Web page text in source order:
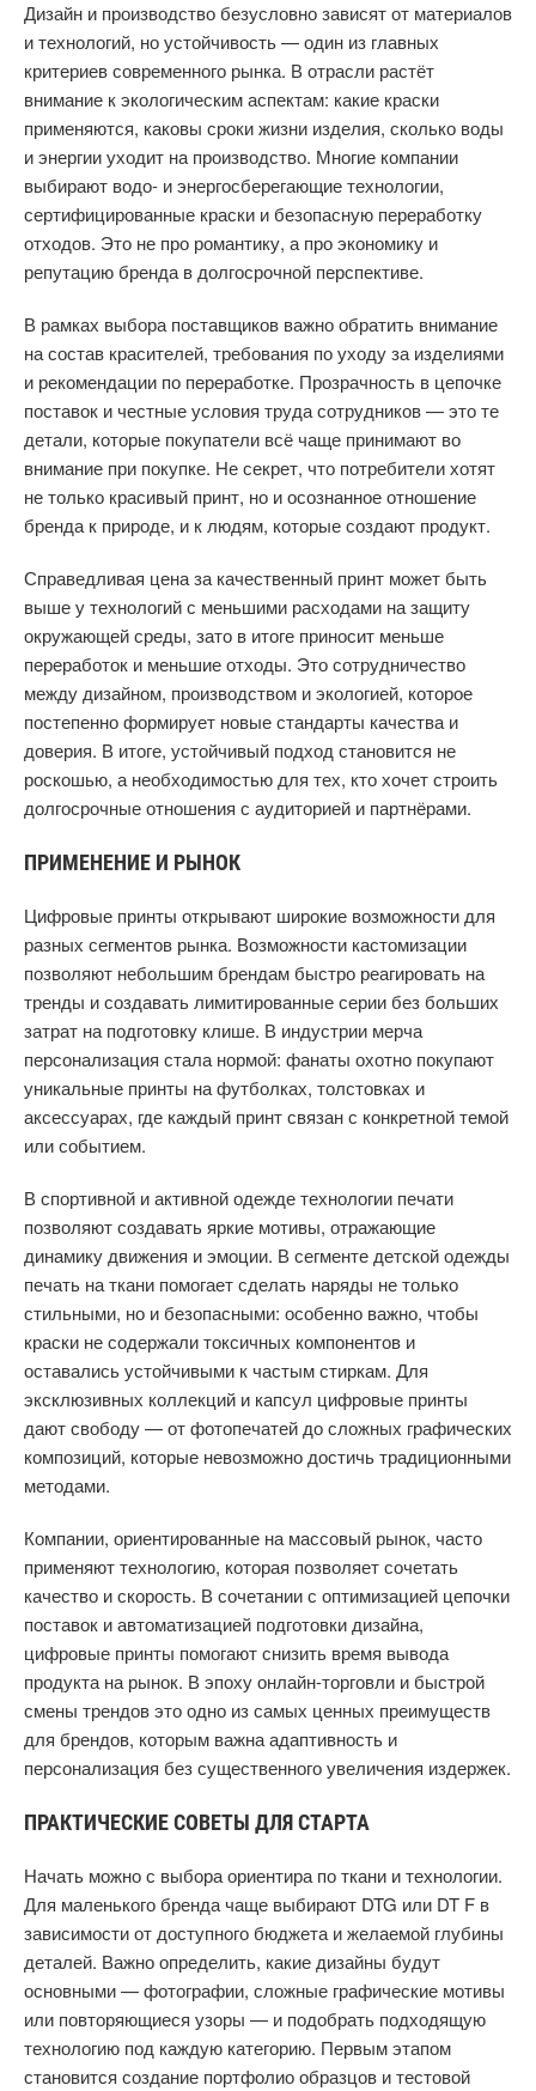
Дизайн и производство безусловно зависят от материалов
и технологий, но устойчивость — один из главных
критериев современного рынка. В отрасли растёт
внимание к экологическим аспектам: какие краски
применяются, каковы сроки жизни изделия, сколько воды
и энергии уходит на производство. Многие компании
выбирают водо- и энергосберегающие технологии,
сертифицированные краски и безопасную переработку
отходов. Это не про романтику, а про экономику и
репутацию бренда в долгосрочной перспективе.
В рамках выбора поставщиков важно обратить внимание
на состав красителей, требования по уходу за изделиями
и рекомендации по переработке. Прозрачность в цепочке
поставок и честные условия труда сотрудников — это те
детали, которые покупатели всё чаще принимают во
внимание при покупке. Не секрет, что потребители хотят
не только красивый принт, но и осознанное отношение
бренда к природе, и к людям, которые создают продукт.
Справедливая цена за качественный принт может быть
выше у технологий с меньшими расходами на защиту
окружающей среды, зато в итоге приносит меньше
переработок и меньшие отходы. Это сотрудничество
между дизайном, производством и экологией, которое
постепенно формирует новые стандарты качества и
доверия. В итоге, устойчивый подход становится не
роскошью, а необходимостью для тех, кто хочет строить
долгосрочные отношения с аудиторией и партнёрами.
ПРИМЕНЕНИЕ И РЫНОК
Цифровые принты открывают широкие возможности для
разных сегментов рынка. Возможности кастомизации
позволяют небольшим брендам быстро реагировать на
тренды и создавать лимитированные серии без больших
затрат на подготовку клише. В индустрии мерча
персонализация стала нормой: фанаты охотно покупают
уникальные принты на футболках, толстовках и
аксессуарах, где каждый принт связан с конкретной темой
или событием.
В спортивной и активной одежде технологии печати
позволяют создавать яркие мотивы, отражающие
динамику движения и эмоции. В сегменте детской одежды
печать на ткани помогает сделать наряды не только
стильными, но и безопасными: особенно важно, чтобы
краски не содержали токсичных компонентов и
оставались устойчивыми к частым стиркам. Для
эксклюзивных коллекций и капсул цифровые принты
дают свободу — от фотопечатей до сложных графических
композиций, которые невозможно достичь традиционными
методами.
Компании, ориентированные на массовый рынок, часто
применяют технологию, которая позволяет сочетать
качество и скорость. В сочетании с оптимизацией цепочки
поставок и автоматизацией подготовки дизайна,
цифровые принты помогают снизить время вывода
продукта на рынок. В эпоху онлайн-торговли и быстрой
смены трендов это одно из самых ценных преимуществ
для брендов, которым важна адаптивность и
персонализация без существенного увеличения издержек.
ПРАКТИЧЕСКИЕ СОВЕТЫ ДЛЯ СТАРТА
Начать можно с выбора ориентира по ткани и технологии.
Для маленького бренда чаще выбирают DTG или DT F в
зависимости от доступного бюджета и желаемой глубины
деталей. Важно определить, какие дизайны будут
основными — фотографии, сложные графические мотивы
или повторяющиеся узоры — и подобрать подходящую
технологию под каждую категорию. Первым этапом
становится создание портфолио образцов и тестовой